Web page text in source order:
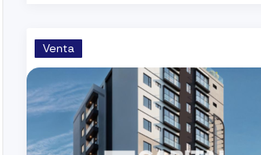
Venta